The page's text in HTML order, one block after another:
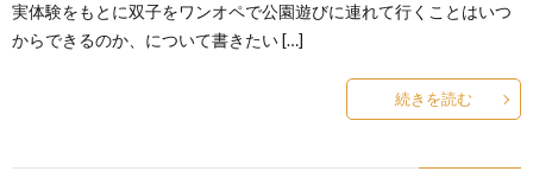
実体験をもとに双子をワンオペで公園遊びに連れて行くことはいつ
からできるのか、について書きたい […]
続きを読む